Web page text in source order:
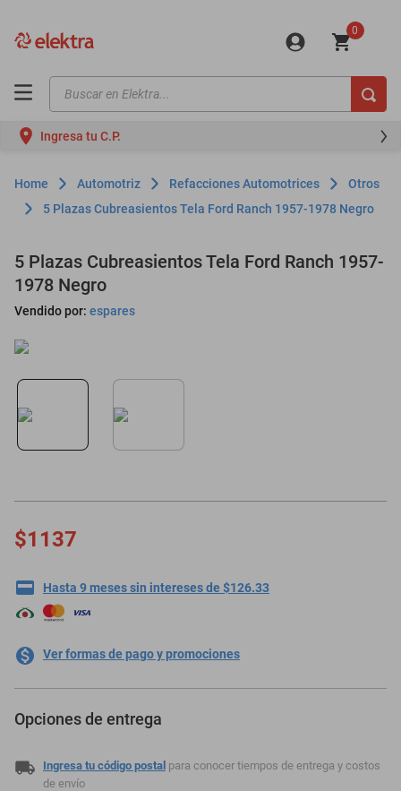
0
Buscar en Elektra...
Ingresa tu C.P.
Automotriz Refacciones Automotrices
Otros
5 Plazas Cubreasientos Tela Ford Ranch 1957-1978 Negro
5 Plazas Cubreasientos Tela Ford Ranch 1957-
1978 Negro
Vendido por: espares
$1137
Hasta 9 meses sin intereses de $126.33
Ver formas de pago y promociones
Opciones de entrega
Ingresa tu código postal para conocer tiempos de entrega y costos
de envío
motos
moto
celulares
refrigeradores